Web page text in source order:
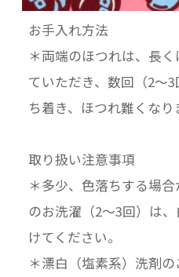
お手入れ方法
＊両端のほつれは、長
ていただき、数回（2
ち着き、ほつれ難くなり
取り扱い注意事項
＊多少、色落ちする場
のお洗濯（2〜3回）は
けてください。
＊漂白（塩素系）洗剤